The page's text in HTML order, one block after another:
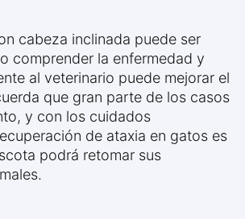
cabeza inclinada puede ser
comprender la enfermedad y
al veterinario puede mejorar el
que gran parte de los casos
y con los cuidados
de ataxia en gatos es
podrá retomar sus